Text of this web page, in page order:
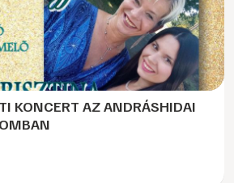
KONCERT AZ ANDRÁSHIDAI